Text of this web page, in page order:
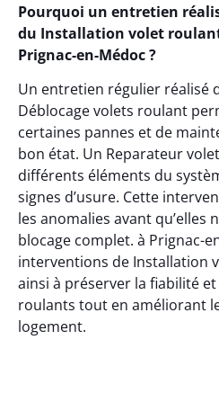
Pourquoi un entretien
du Installation volet
Prignac-en-Médoc ?
Un entretien régulier réalisé
Déblocage volets roulant
certaines pannes et de
bon état. Un Reparateur
différents éléments du
signes d’usure. Cette
les anomalies avant qu’elles
blocage complet. à Prignac-
interventions de Installation
ainsi à préserver la fiabilité
roulants tout en améliorant
logement.